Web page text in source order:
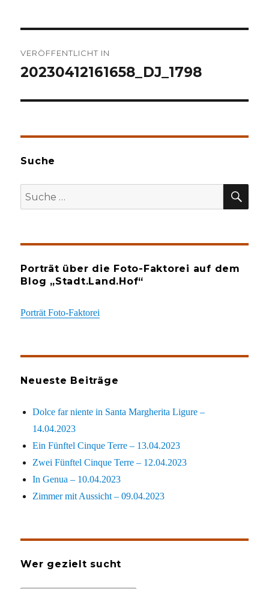
VERÖFFENTLICHT IN
20230412161658_DJ_1798
Suche
Suche
nach:
Porträt über die Foto-Faktorei auf dem
Blog „Stadt.Land.Hof“
Porträt Foto-Faktorei
Neueste Beiträge
Dolce far niente in Santa Margherita Ligure –
14.04.2023
Ein Fünftel Cinque Terre – 13.04.2023
Zwei Fünftel Cinque Terre – 12.04.2023
In Genua – 10.04.2023
Zimmer mit Aussicht – 09.04.2023
Wer gezielt sucht